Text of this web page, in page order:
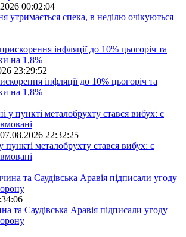
00:02:04
утримається спека, в неділю очікуються
23:29:52
інфляції до 10% цьогоріч та
на 1,8%
07.08.2026 22:32:25
металобрухту стався вибух: є
та Саудівська Аравія підписали угоду